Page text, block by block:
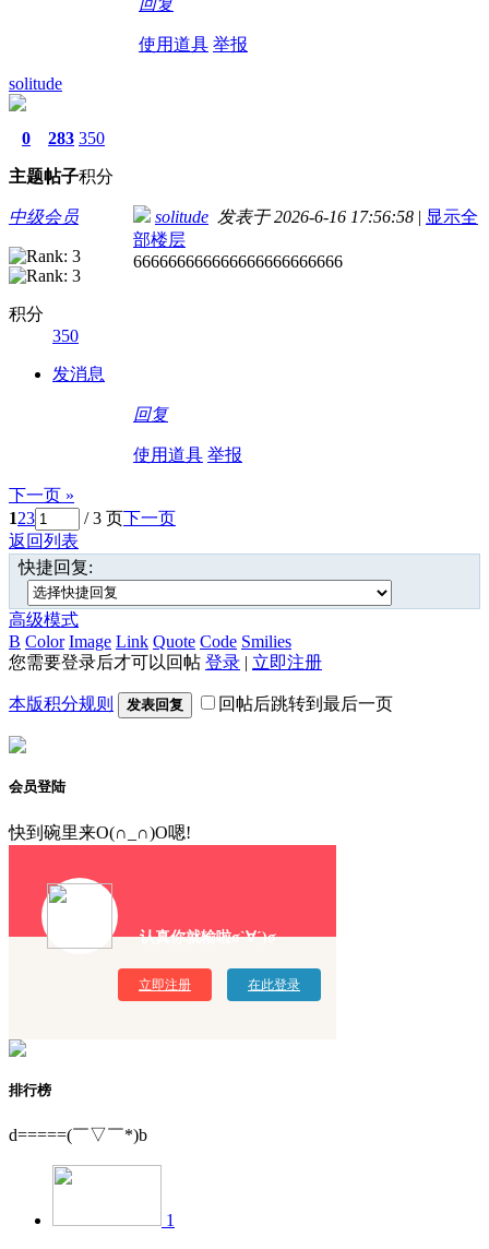
回复
使用道具 举报
solitude
0
主题
283
帖子
350
积分
中级会员
积分
350
发消息
solitude 发表于 2026-6-16 17:56:58 | 显示全
部楼层
666666666666666666666666
回复
使用道具 举报
下一页 »
123 / 3 页下一页
返回列表
快捷回复:
高级模式
B Color Image Link Quote Code Smilies
您需要登录后才可以回帖 登录 | 立即注册
本版积分规则 发表回复 回帖后跳转到最后一页
会员登陆
快到碗里来O(∩_∩)O嗯!
认真你就输啦σ`∀´)σ
立即注册 在此登录
排行榜
d=====(￣▽￣*)b
1